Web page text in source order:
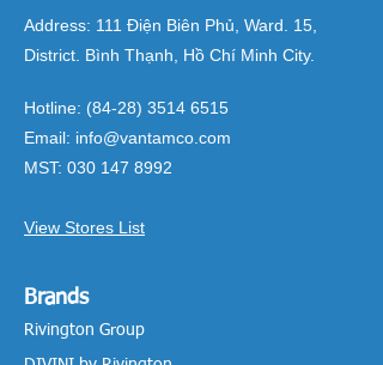
Address: 111 Điện Biên Phủ, Ward. 15,
District. Bình Thạnh, Hồ Chí Minh City.
Hotline: (84-28) 3514 6515
Email: info@vantamco.com
MST: 030 147 8992
View Stores List
Brands
Rivington Group